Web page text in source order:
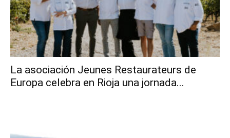
La asociación Jeunes Restaurateurs de
Europa celebra en Rioja una jornada...